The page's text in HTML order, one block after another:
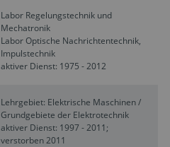
Labor Regelungstechnik und
Mechatronik
Labor Optische Nachrichtentechnik,
Impulstechnik
aktiver Dienst: 1975 - 2012
Lehrgebiet: Elektrische Maschinen /
Grundgebiete der Elektrotechnik
aktiver Dienst: 1997 - 2011;
verstorben 2011